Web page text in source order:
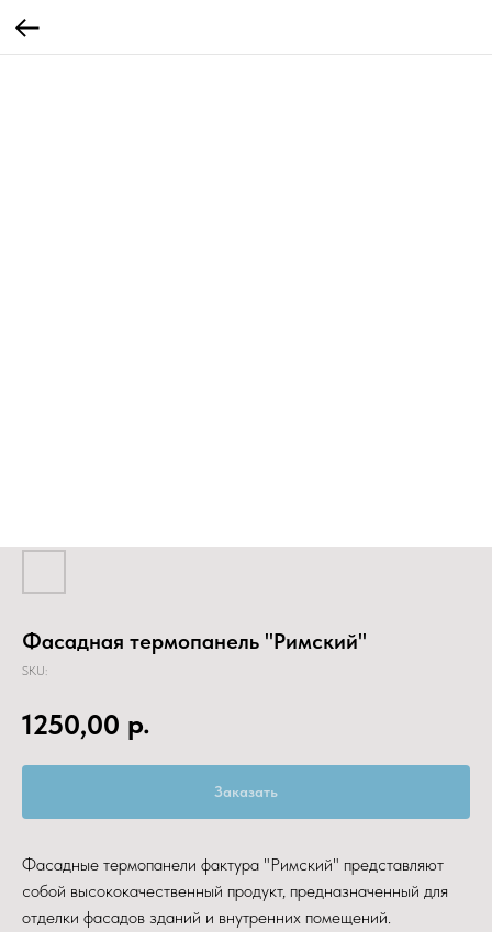
Фасадная термопанель "Римский"
SKU:
1250,00 р.
Заказать
Фасадные термопанели фактура "Римский" представляют
собой высококачественный продукт, предназначенный для
отделки фасадов зданий и внутренних помещений.